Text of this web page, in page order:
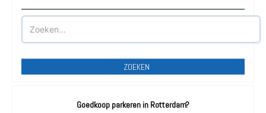
ZOEKEN
Goedkoop parkeren in Rotterdam?